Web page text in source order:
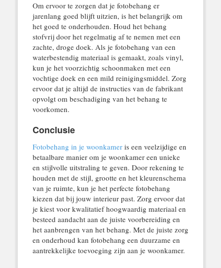
Om ervoor te zorgen dat je fotobehang er
jarenlang goed blijft uitzien, is het belangrijk om
het goed te onderhouden. Houd het behang
stofvrij door het regelmatig af te nemen met een
zachte, droge doek. Als je fotobehang van een
waterbestendig materiaal is gemaakt, zoals vinyl,
kun je het voorzichtig schoonmaken met een
vochtige doek en een mild reinigingsmiddel. Zorg
ervoor dat je altijd de instructies van de fabrikant
opvolgt om beschadiging van het behang te
voorkomen.
Conclusie
Fotobehang in je woonkameris een veelzijdige en
betaalbare manier om je woonkamer een unieke
en stijlvolle uitstraling te geven. Door rekening te
houden met de stijl, grootte en het kleurenschema
van je ruimte, kun je het perfecte fotobehang
kiezen dat bij jouw interieur past. Zorg ervoor dat
je kiest voor kwalitatief hoogwaardig materiaal en
besteed aandacht aan de juiste voorbereiding en
het aanbrengen van het behang. Met de juiste zorg
en onderhoud kan fotobehang een duurzame en
aantrekkelijke toevoeging zijn aan je woonkamer.